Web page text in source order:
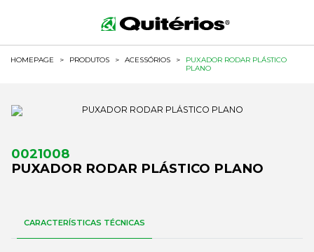
HOMEPAGE > PRODUTOS > ACESSÓRIOS >
PUXADOR RODAR PLÁSTICO
PLANO
0021008
PUXADOR RODAR PLÁSTICO PLANO
CARACTERÍSTICAS TÉCNICAS